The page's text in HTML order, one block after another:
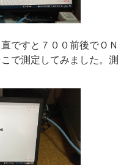
ですと７００前後でＯＮ
で測定してみました。測